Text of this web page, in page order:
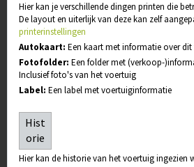
Hier kan je verschillende dingen printen die
De layout en uiterlijk van deze kan zelf
printerinstellingen
Autokaart: Een kaart met informatie over
Fotofolder: Een folder met (verkoop-
Inclusief foto's van het voertuig
Label: Een label met voertuiginformatie
Hist
orie
Hier kan de historie van het voertuig ingezien